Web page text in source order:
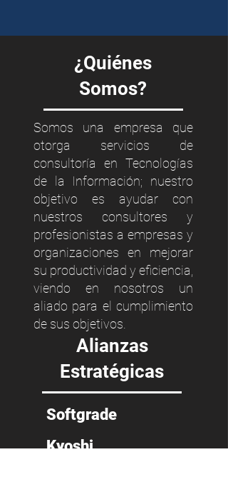
¿Quiénes
Somos?
Somos una empresa que
otorga servicios de
consultoría en Tecnologías
de la Información; nuestro
objetivo es ayudar con
nuestros consultores y
profesionistas a empresas y
organizaciones en mejorar
su productividad y eficiencia,
viendo en nosotros un
aliado para el cumplimiento
de sus objetivos.
Alianzas
Estratégicas
Softgrade
Kyoshi